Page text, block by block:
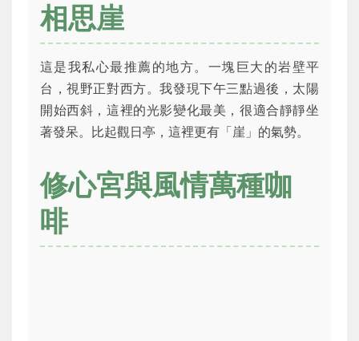
相思崖
這是我私心最推薦的地方。一塊巨大的岩壁平
台，視野正對西方。我發現下午三點過後，太陽
開始西斜，這裡的光影變化最美，很適合靜靜坐
著發呆。比起觀日亭，這裡更有「崖」的氣勢。
修心宮與風情萬種咖
啡